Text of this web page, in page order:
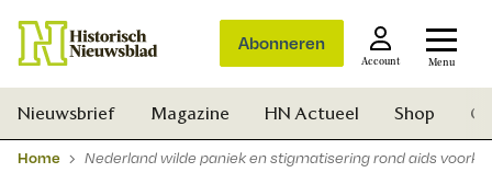
Abonneren
Account Menu
Nieuwsbrief Magazine HN Actueel Shop
Home Nederland wilde paniek en stigmatisering rond aids